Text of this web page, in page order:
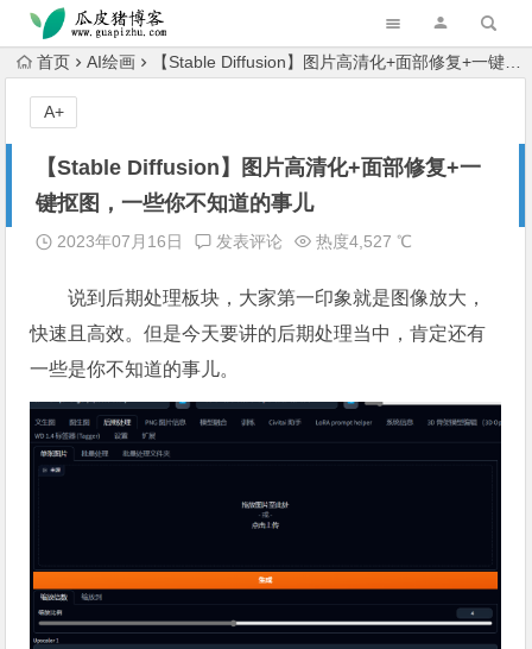
跳转到主内容
首页 AI绘画 【Stable Diffusion】图片高清化+面部修复+一键抠图，一些你不知道的事儿
【Stable Diffusion】图片高清化+面部修复+一
键抠图，一些你不知道的事儿
2023年07月16日 发表评论 热度4,527 ℃
说到后期处理板块，大家第一印象就是图像放大，
快速且高效。但是今天要讲的后期处理当中，肯定还有
一些是你不知道的事儿。
A+